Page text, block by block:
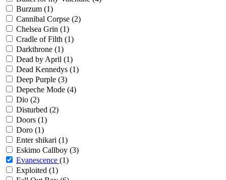
Burzum (1)
Cannibal Corpse (2)
Chelsea Grin (1)
Cradle of Filth (1)
Darkthrone (1)
Dead by April (1)
Dead Kennedys (1)
Deep Purple (3)
Depeche Mode (4)
Dio (2)
Disturbed (2)
Doors (1)
Doro (1)
Enter shikari (1)
Eskimo Callboy (3)
Evanescence (1)
Exploited (1)